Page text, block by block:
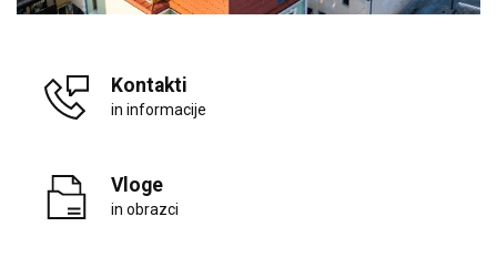
Kontakti
in informacije
Vloge
in obrazci